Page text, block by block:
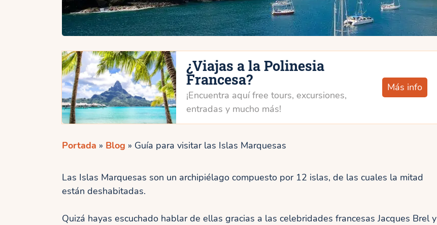
¿Viajas a la Polinesia
Francesa?
¡Encuentra aquí free tours, excursiones,
entradas y mucho más!
Más info
Portada » Blog » Guía para visitar las Islas Marquesas
Las Islas Marquesas son un archipiélago compuesto por 12 islas, de las cuales la mitad
están deshabitadas.
Quizá hayas escuchado hablar de ellas gracias a las celebridades francesas Jacques Brel y